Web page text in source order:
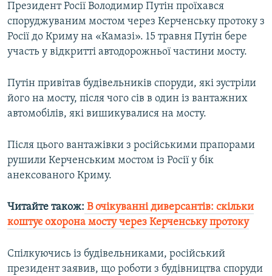
КТАТ
ДОЛУЧАЙСЯ!
Президент Росії Володимир Путін проїхався
споруджуваним мостом через Керченську протоку з
Росії до Криму на «Камазі». 15 травня Путін бере
участь у відкритті автодорожньої частини мосту.
Путін привітав будівельників споруди, які зустріли
його на мосту, після чого сів в один із вантажних
автомобілів, які вишикувалися на мосту.
Після цього вантажівки з російськими прапорами
рушили Керченським мостом із Росії у бік
анексованого Криму.
Читайте також: В очікуванні диверсантів: скільки
коштує охорона мосту через Керченську протоку
Спілкуючись із будівельниками, російський
президент заявив, що роботи з будівництва споруди